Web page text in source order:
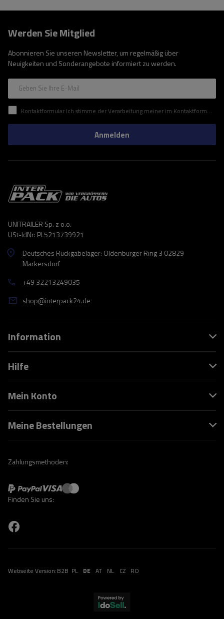
Werden Sie Mitglied
Abonnieren Sie unseren Newsletter, um regelmäßig über
Neuigkeiten und Sonderangebote informiert zu werden.
Geben Sie Ihre E-Mail
Kontaktformular Ich stimme der Verarbeitung meiner im Kontaktformular enthaltenen personenbezogenen Daten gemäß der Verordnung (EU) des Europäischen Parlaments und des Rates zu.
Anmelden
UNITRAILER Sp. z o.o.
USt-IdNr: PL5213739921
Deutsches Rückgabelager: Oldenburger Ring 3 02829
Markersdorf
+49 32213249035
shop@interpack24.de
Information
Hilfe
Mein Konto
Meine Bestellungen
Zahlungsmethoden:
Finden Sie uns:
Webseite Version:B2B PL DE AT NL CZ RO